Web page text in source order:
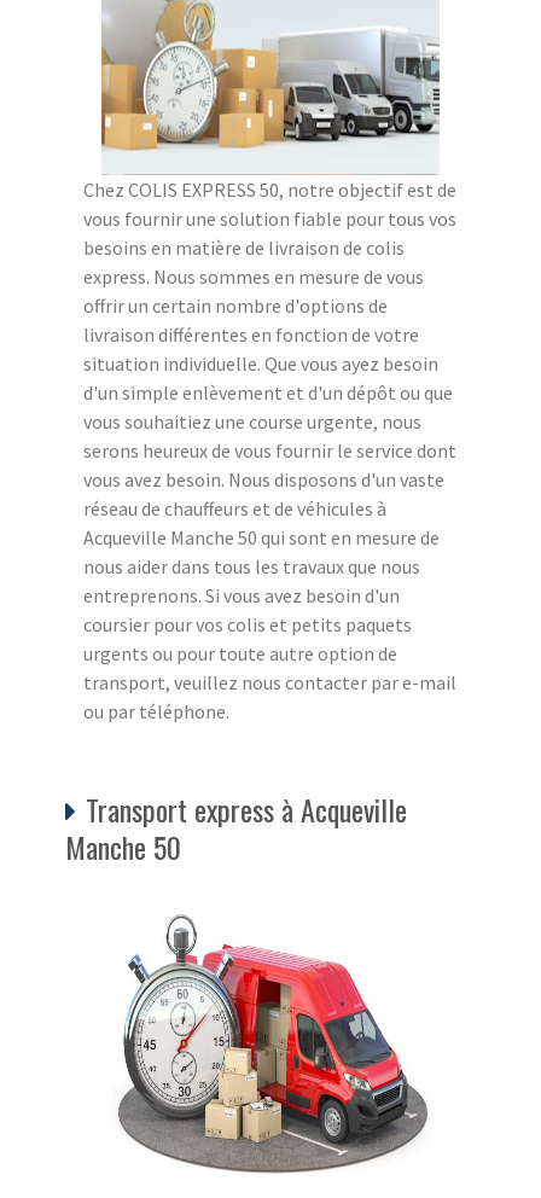
Chez COLIS EXPRESS 50, notre objectif est de
vous fournir une solution fiable pour tous vos
besoins en matière de livraison de colis
express. Nous sommes en mesure de vous
offrir un certain nombre d'options de
livraison différentes en fonction de votre
situation individuelle. Que vous ayez besoin
d'un simple enlèvement et d'un dépôt ou que
vous souhaitiez une course urgente, nous
serons heureux de vous fournir le service dont
vous avez besoin. Nous disposons d'un vaste
réseau de chauffeurs et de véhicules à
Acqueville Manche 50 qui sont en mesure de
nous aider dans tous les travaux que nous
entreprenons. Si vous avez besoin d'un
coursier pour vos colis et petits paquets
urgents ou pour toute autre option de
transport, veuillez nous contacter par e-mail
ou par téléphone.
Transport express à Acqueville
Manche 50